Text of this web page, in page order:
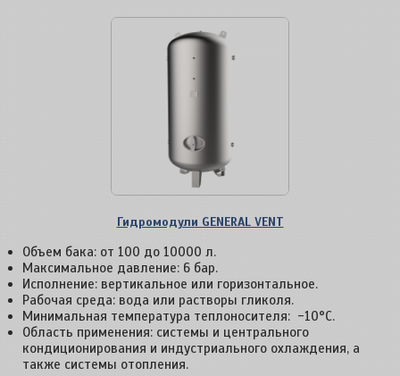
Гидромодули GENERAL VENT
Объем бака: от 100 до 10000 л.
Максимальное давление: 6 бар.
Исполнение: вертикальное или горизонтальное.
Рабочая среда: вода или растворы гликоля.
Минимальная температура теплоносителя: -10°С.
Область применения: системы и центрального
кондиционирования и индустриального охлаждения, а
также системы отопления.